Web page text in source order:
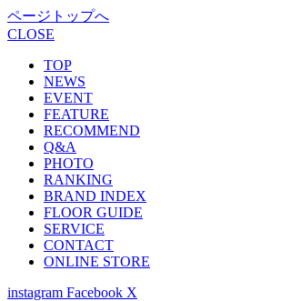
ページトップへ
CLOSE
TOP
NEWS
EVENT
FEATURE
RECOMMEND
Q&A
PHOTO
RANKING
BRAND INDEX
FLOOR GUIDE
SERVICE
CONTACT
ONLINE STORE
instagram Facebook X